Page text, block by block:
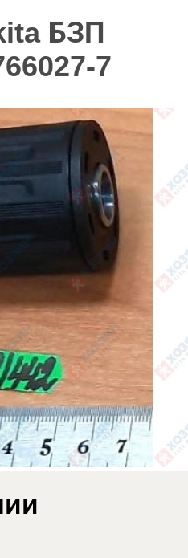
БЗП
7